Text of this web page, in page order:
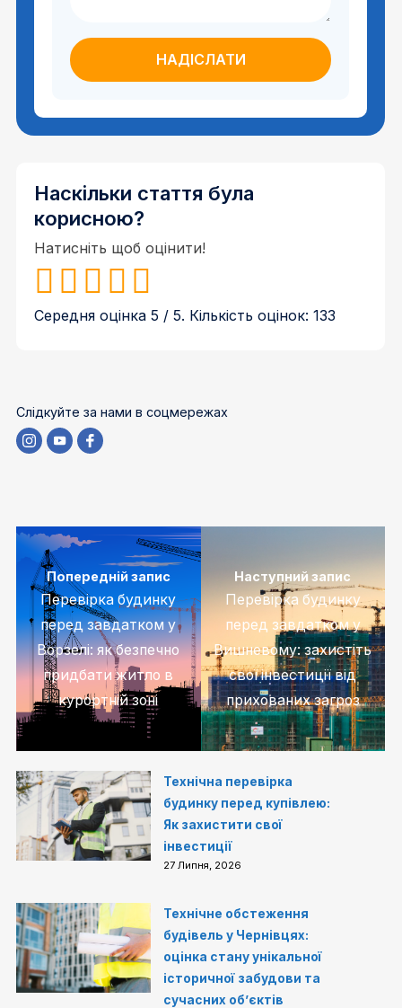
Наскільки стаття була
корисною?
Натисніть щоб оцінити!
Середня оцінка5 / 5. Кількість оцінок:133
Слідкуйте за нами в соцмережах
Попередній запис
Перевірка будинку
перед завдатком у
Ворзелі: як безпечно
придбати житло в
курортній зоні
Наступний запис
Перевірка будинку
перед завдатком у
Вишневому: захистіть
свої інвестиції від
прихованих загроз
Технічна перевірка
будинку перед купівлею:
Як захистити свої
інвестиції
27 Липня, 2026
Технічне обстеження
будівель у Чернівцях:
оцінка стану унікальної
історичної забудови та
сучасних об’єктів